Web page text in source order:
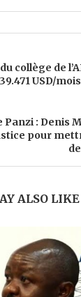
collège de
USD/
Panzi : Denis
pour
ALSO LIKE